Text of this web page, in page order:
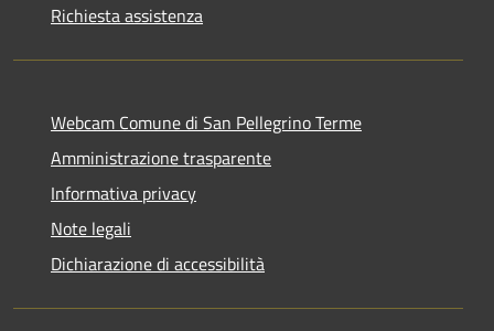
Richiesta assistenza
Webcam Comune di San Pellegrino Terme
Amministrazione trasparente
Informativa privacy
Note legali
Dichiarazione di accessibilità